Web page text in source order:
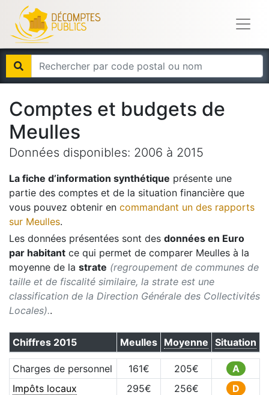
Comptes et budgets de
Meulles
Données disponibles: 2006 à 2015
La fiche d’information synthétique présente une
partie des comptes et de la situation financière que
vous pouvez obtenir en commandant un des rapports
sur Meulles.
Les données présentées sont des données en Euro
par habitant ce qui permet de comparer Meulles à la
moyenne de la strate (regroupement de communes de
taille et de fiscalité similaire, la strate est une
classification de la Direction Générale des Collectivités
Locales)..
Chiffres 2015 Meulles Moyenne Situation
Charges de personnel 161€ 205€
A
Impôts locaux
295€ 256€
D